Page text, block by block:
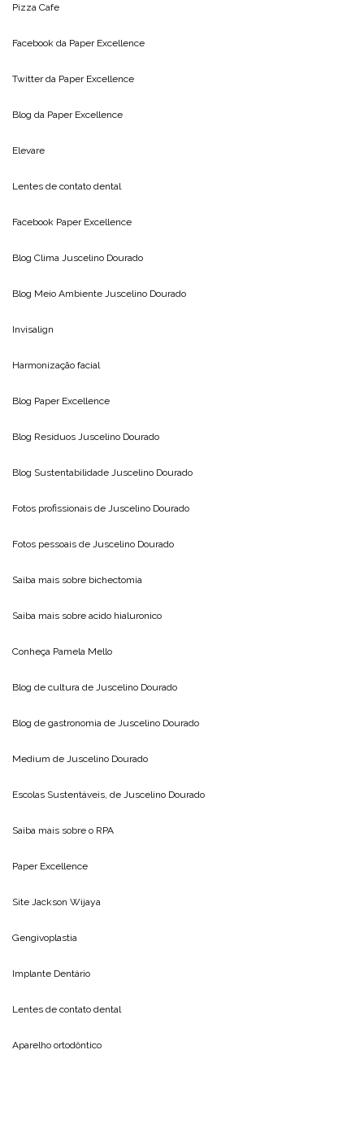
Pizza Cafe
Facebook da Paper Excellence
Twitter da Paper Excellence
Blog da Paper Excellence
Elevare
Lentes de contato dental
Facebook Paper Excellence
Blog Clima Juscelino Dourado
Blog Meio Ambiente Juscelino Dourado
Invisalign
Harmonização facial
Blog Paper Excellence
Blog Resíduos Juscelino Dourado
Blog Sustentabilidade Juscelino Dourado
Fotos profissionais de Juscelino Dourado
Fotos pessoais de Juscelino Dourado
Saiba mais sobre bichectomia
Saiba mais sobre acido hialuronico
Conheça Pamela Mello
Blog de cultura de Juscelino Dourado
Blog de gastronomia de Juscelino Dourado
Medium de Juscelino Dourado
Escolas Sustentáveis, de Juscelino Dourado
Saiba mais sobre o RPA
Paper Excellence
Site Jackson Wijaya
Gengivoplastia
Implante Dentário
Lentes de contato dental
Aparelho ortodôntico